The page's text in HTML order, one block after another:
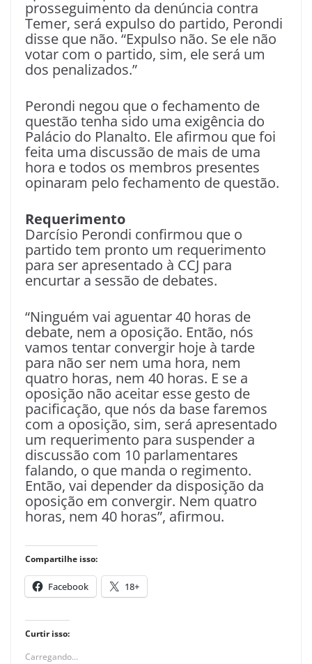
prosseguimento da denúncia contra
Temer, será expulso do partido, Perondi
disse que não. “Expulso não. Se ele não
votar com o partido, sim, ele será um
dos penalizados.”
Perondi negou que o fechamento de
questão tenha sido uma exigência do
Palácio do Planalto. Ele afirmou que foi
feita uma discussão de mais de uma
hora e todos os membros presentes
opinaram pelo fechamento de questão.
Requerimento
Darcísio Perondi confirmou que o
partido tem pronto um requerimento
para ser apresentado à CCJ para
encurtar a sessão de debates.
“Ninguém vai aguentar 40 horas de
debate, nem a oposição. Então, nós
vamos tentar convergir hoje à tarde
para não ser nem uma hora, nem
quatro horas, nem 40 horas. E se a
oposição não aceitar esse gesto de
pacificação, que nós da base faremos
com a oposição, sim, será apresentado
um requerimento para suspender a
discussão com 10 parlamentares
falando, o que manda o regimento.
Então, vai depender da disposição da
oposição em convergir. Nem quatro
horas, nem 40 horas”, afirmou.
Compartilhe isso:
Facebook 18+
Curtir isso:
Carregando...